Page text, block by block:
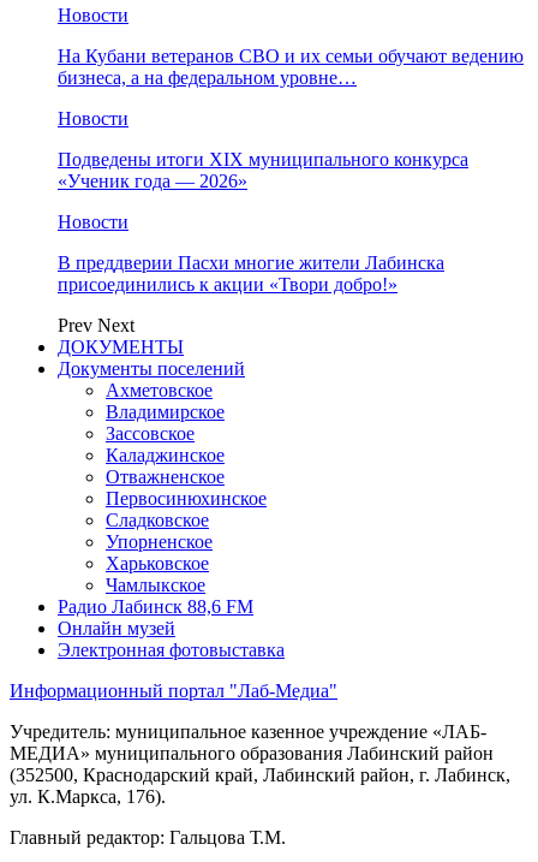
Новости
На Кубани ветеранов СВО и их семьи обучают ведению
бизнеса, а на федеральном уровне…
Новости
Подведены итоги XIX муниципального конкурса
«Ученик года — 2026»
Новости
В преддверии Пасхи многие жители Лабинска
присоединились к акции «Твори добро!»
Prev Next
ДОКУМЕНТЫ
Документы поселений
Ахметовское
Владимирское
Зассовское
Каладжинское
Отважненское
Первосинюхинское
Сладковское
Упорненское
Харьковское
Чамлыкское
Радио Лабинск 88,6 FM
Онлайн музей
Электронная фотовыставка
Информационный портал "Лаб-Медиа"
Учредитель: муниципальное казенное учреждение «ЛАБ-
МЕДИА» муниципального образования Лабинский район
(352500, Краснодарский край, Лабинский район, г. Лабинск,
ул. К.Маркса, 176).
Главный редактор: Гальцова Т.М.